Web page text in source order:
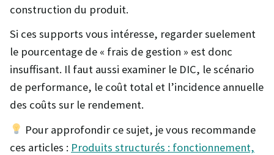
construction du produit.
Si ces supports vous intéresse, regarder suelement
le pourcentage de « frais de gestion » est donc
insuffisant. Il faut aussi examiner le DIC, le scénario
de performance, le coût total et l’incidence annuelle
des coûts sur le rendement.
Pour approfondir ce sujet, je vous recommande
ces articles : Produits structurés : fonctionnement,